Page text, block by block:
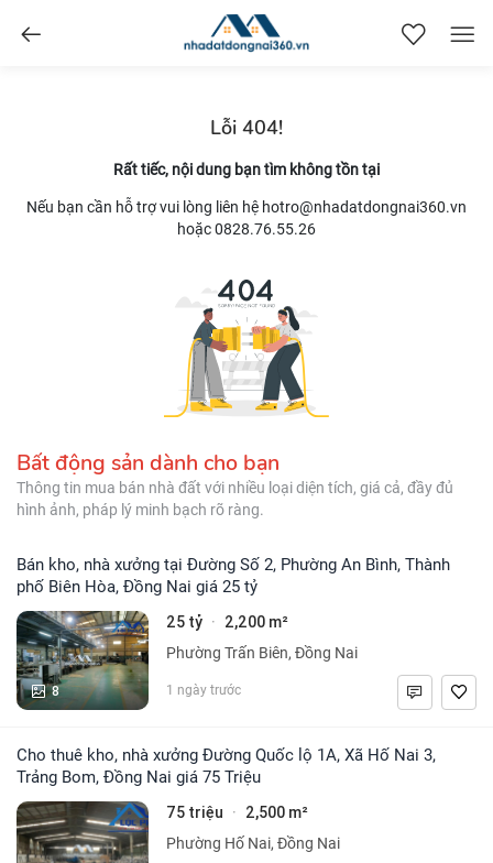
nhadatdongnai360.vn
Lỗi 404!
Rất tiếc, nội dung bạn tìm không tồn tại
Nếu bạn cần hỗ trợ vui lòng liên hệ hotro@nhadatdongnai360.vn
hoặc 0828.76.55.26
Bất động sản dành cho bạn
Thông tin mua bán nhà đất với nhiều loại diện tích, giá cả, đầy đủ
hình ảnh, pháp lý minh bạch rõ ràng.
Bán kho, nhà xưởng tại Đường Số 2, Phường An Bình, Thành
phố Biên Hòa, Đồng Nai giá 25 tỷ
8
25 tỷ · 2,200 m²
Phường Trấn Biên, Đồng Nai
1 ngày trước
Cho thuê kho, nhà xưởng Đường Quốc lộ 1A, Xã Hố Nai 3,
Trảng Bom, Đồng Nai giá 75 Triệu
75 triệu · 2,500 m²
Phường Hố Nai, Đồng Nai